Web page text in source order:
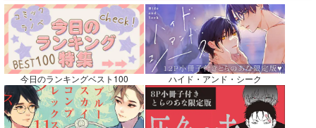
今日のランキングベスト100 ハイド・アンド・シーク